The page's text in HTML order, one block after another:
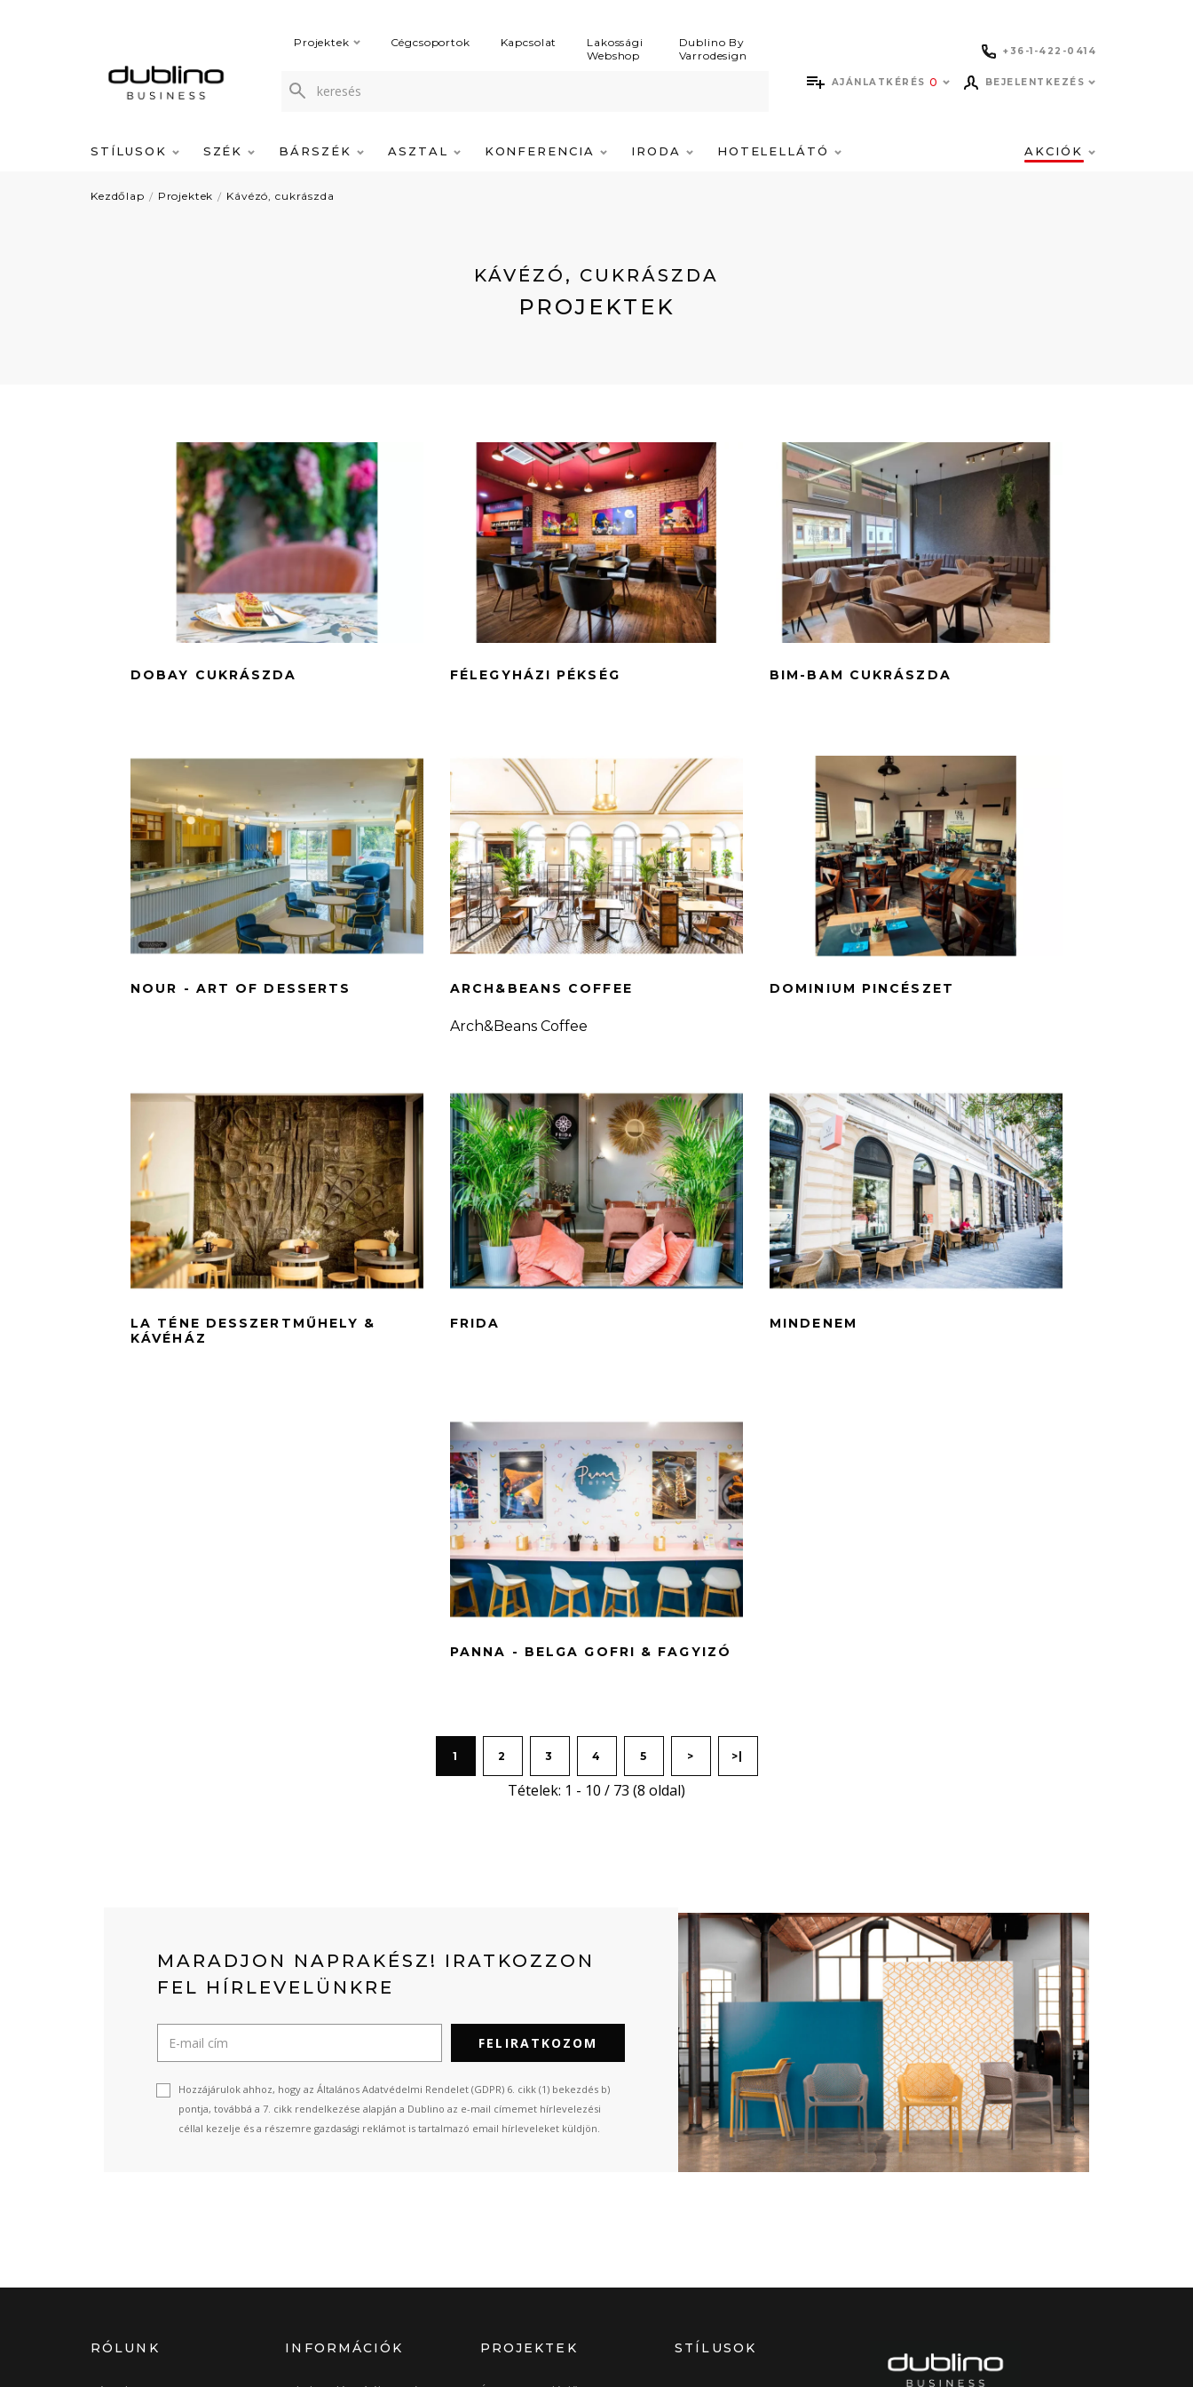
Projektek Cégcsoportok Kapcsolat
Lakossági
Webshop
Dublino By
Varrodesign
+36-1-422-0414
AJÁNLATKÉRÉS 0 BEJELENTKEZÉS
STÍLUSOK SZÉK BÁRSZÉK ASZTAL KONFERENCIA IRODA HOTELELLÁTÓ AKCIÓK
Kezdőlap Projektek Kávézó, cukrászda
KÁVÉZÓ, CUKRÁSZDA
PROJEKTEK
DOBAY CUKRÁSZDA FÉLEGYHÁZI PÉKSÉG BIM-BAM CUKRÁSZDA
NOUR - ART OF DESSERTS ARCH&BEANS COFFEE
Arch&Beans Coffee
DOMINIUM PINCÉSZET
LA TÉNE DESSZERTMŰHELY &
KÁVÉHÁZ
FRIDA MINDENEM
PANNA - BELGA GOFRI & FAGYIZÓ
1 2 3 4 5 > >|
Tételek: 1 - 10 / 73 (8 oldal)
MARADJON NAPRAKÉSZ! IRATKOZZON
FEL HÍRLEVELÜNKRE
FELIRATKOZOM
Hozzájárulok ahhoz, hogy az Általános Adatvédelmi Rendelet (GDPR) 6. cikk (1) bekezdés b)
pontja, továbbá a 7. cikk rendelkezése alapján a Dublino az e-mail címemet hírlevelezési
céllal kezelje és a részemre gazdasági reklámot is tartalmazó email hírleveleket küldjön.
RÓLUNK INFORMÁCIÓK PROJEKTEK STÍLUSOK